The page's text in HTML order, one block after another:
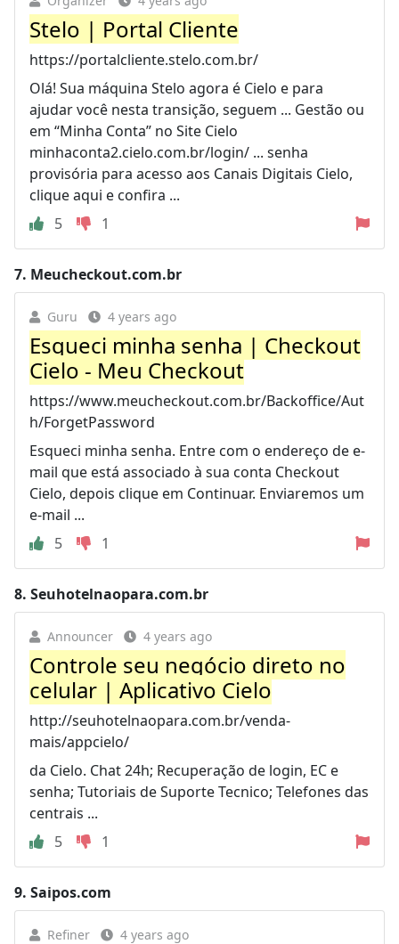
Stelo | Portal Cliente
https://portalcliente.stelo.com.br/
Olá! Sua máquina Stelo agora é Cielo e para
ajudar você nesta transição, seguem ... Gestão ou
em “Minha Conta” no Site Cielo
minhaconta2.cielo.com.br/login/ ... senha
provisória para acesso aos Canais Digitais Cielo,
clique aqui e confira ...
5
1
7. Meucheckout.com.br
Guru 4 years ago
Esqueci minha senha | Checkout
Cielo - Meu Checkout
https://www.meucheckout.com.br/Backoffice/Aut
h/ForgetPassword
Esqueci minha senha. Entre com o endereço de e-
mail que está associado à sua conta Checkout
Cielo, depois clique em Continuar. Enviaremos um
e-mail ...
5
1
8. Seuhotelnaopara.com.br
Announcer 4 years ago
Controle seu negócio direto no
celular | Aplicativo Cielo
http://seuhotelnaopara.com.br/venda-
mais/appcielo/
da Cielo. Chat 24h; Recuperação de login, EC e
senha; Tutoriais de Suporte Tecnico; Telefones das
centrais ...
5
1
9. Saipos.com
Refiner 4 years ago